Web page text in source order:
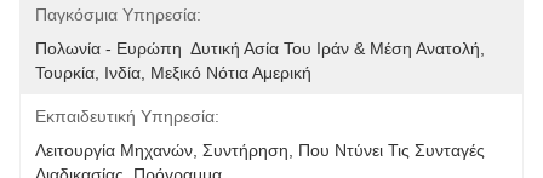
Παγκόσμια Υπηρεσία:
Πολωνία - Ευρώπη  Δυτική Ασία Του Ιράν & Μέση Ανατολή,
Τουρκία, Ινδία, Μεξικό Νότια Αμερική
Εκπαιδευτική Υπηρεσία:
Λειτουργία Μηχανών, Συντήρηση, Που Ντύνει Τις Συνταγές